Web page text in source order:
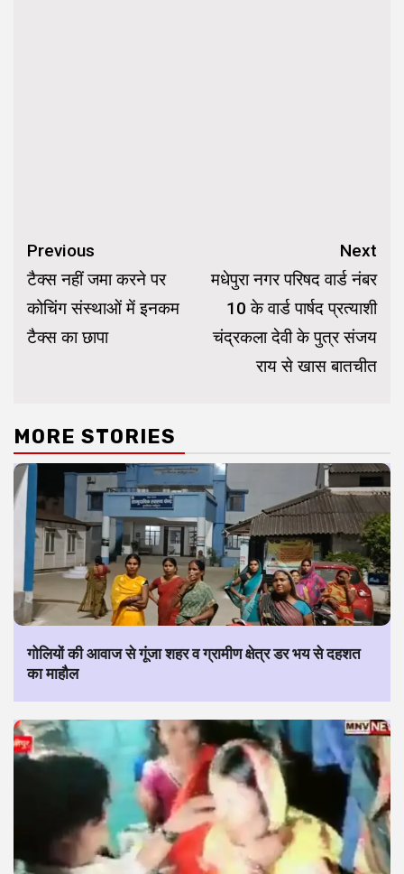
Continue
Reading
Previous
टैक्स नहीं जमा करने पर
कोचिंग संस्थाओं में इनकम
टैक्स का छापा
Next
मधेपुरा नगर परिषद वार्ड नंबर
10 के वार्ड पार्षद प्रत्याशी
चंद्रकला देवी के पुत्र संजय
राय से खास बातचीत
MORE STORIES
गोलियों की आवाज से गूंजा शहर व ग्रामीण क्षेत्र डर भय से दहशत
का माहौल